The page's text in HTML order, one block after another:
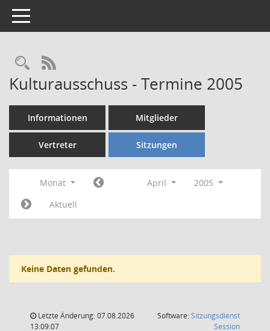
Toggle navigation
Rechercheauswahl
RSS-Feed
Kulturausschuss - Termine 2005
Informationen Mitglieder
Vertreter Sitzungen
Monat April
2005
Aktuell
Keine Daten gefunden.
Letzte Änderung: 07.08.2026
13:09:07
Software:Sitzungsdienst
Session(Wird in